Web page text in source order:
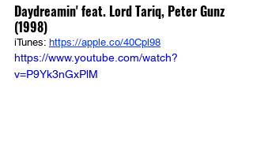
Daydreamin' feat. Lord Tariq, Peter Gunz
(1998)
iTunes: https://apple.co/40Cpl98
https://www.youtube.com/watch?
v=P9Yk3nGxPlM